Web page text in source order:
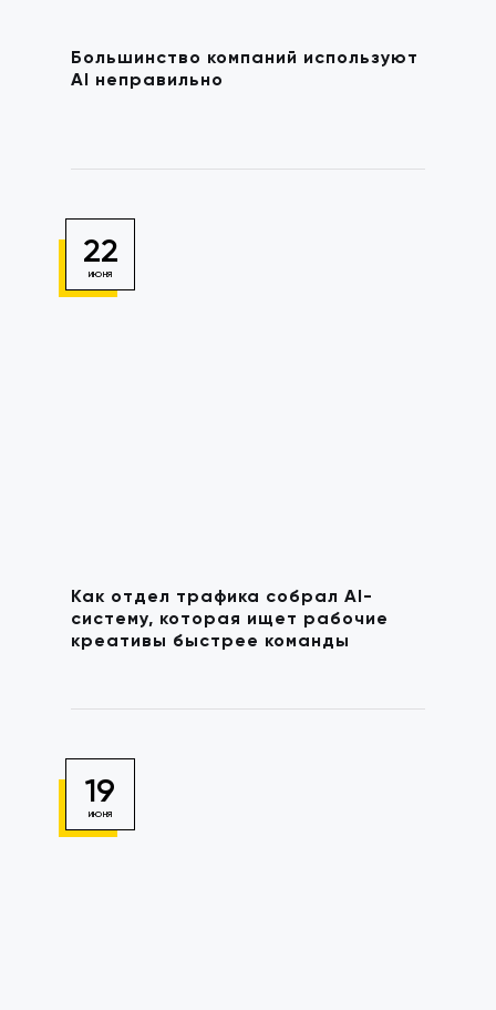
Большинство компаний используют
AI неправильно
22
ИЮНЯ
Как отдел трафика собрал AI-
систему, которая ищет рабочие
креативы быстрее команды
19
ИЮНЯ